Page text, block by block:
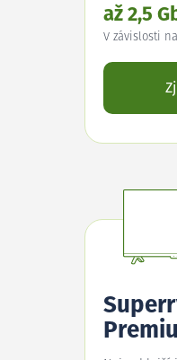
až 2,5
V závislosti